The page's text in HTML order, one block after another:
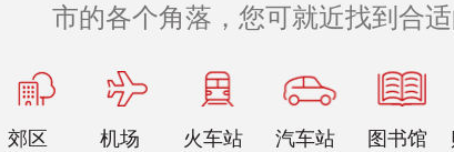
市的各个角落，您可就近找到合适
郊区 机场 火车站 汽车站 图书馆